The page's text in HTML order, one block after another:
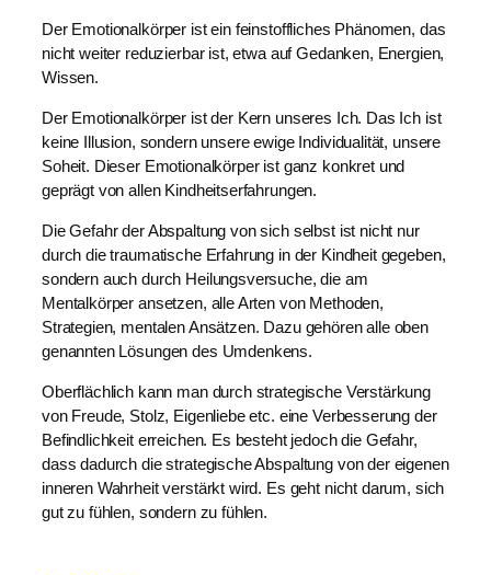
Der Emotionalkörper ist ein feinstoffliches Phänomen, das
nicht weiter reduzierbar ist, etwa auf Gedanken, Energien,
Wissen.
Der Emotionalkörper ist der Kern unseres Ich. Das Ich ist
keine Illusion, sondern unsere ewige Individualität, unsere
Soheit. Dieser Emotionalkörper ist ganz konkret und
geprägt von allen Kindheitserfahrungen.
Die Gefahr der Abspaltung von sich selbst ist nicht nur
durch die traumatische Erfahrung in der Kindheit gegeben,
sondern auch durch Heilungsversuche, die am
Mentalkörper ansetzen, alle Arten von Methoden,
Strategien, mentalen Ansätzen. Dazu gehören alle oben
genannten Lösungen des Umdenkens.
Oberflächlich kann man durch strategische Verstärkung
von Freude, Stolz, Eigenliebe etc. eine Verbesserung der
Befindlichkeit erreichen. Es besteht jedoch die Gefahr,
dass dadurch die strategische Abspaltung von der eigenen
inneren Wahrheit verstärkt wird. Es geht nicht darum, sich
gut zu fühlen, sondern zu fühlen.